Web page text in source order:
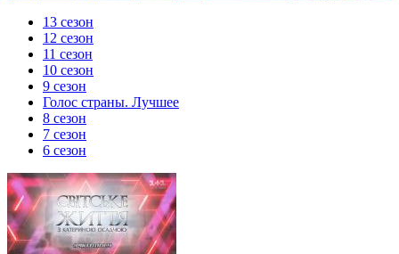
13 сезон
12 сезон
11 сезон
10 сезон
9 сезон
Голос страны. Лучшее
8 сезон
7 сезон
6 сезон